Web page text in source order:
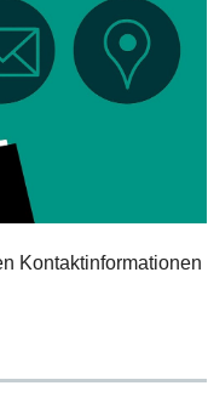
Kontaktinformationen